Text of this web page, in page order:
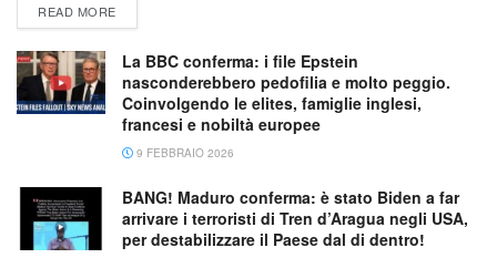
READ MORE
La BBC conferma: i file Epstein
nasconderebbero pedofilia e molto peggio.
Coinvolgendo le elites, famiglie inglesi,
francesi e nobiltà europee
9 FEBBRAIO 2026
BANG! Maduro conferma: è stato Biden a far
arrivare i terroristi di Tren d’Aragua negli USA,
per destabilizzare il Paese dal di dentro!